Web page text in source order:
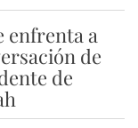
enfrenta a
de
de